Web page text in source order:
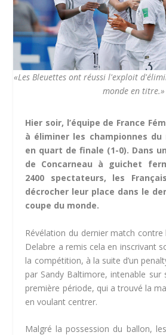
«Les Bleuettes ont réussi l'exploit
monde en titre.»
Hier soir, l’équipe de France
à éliminer les championnes du
en quart de finale (1-0). Dans
de Concarneau à guichet
2400 spectateurs, les
décrocher leur place dans le
coupe du monde.
Révélation du dernier match
Delabre a remis cela en inscrivant
la compétition, à la suite d’un
par Sandy Baltimore, intenable sur
première période, qui a trouvé la
en voulant centrer.
Malgré la possession du ballon,